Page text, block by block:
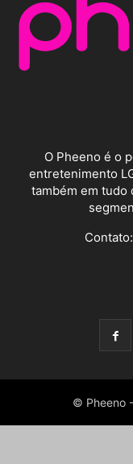
O Pheeno é o
entretenimento
também em tudo
Contato:
© Pheeno